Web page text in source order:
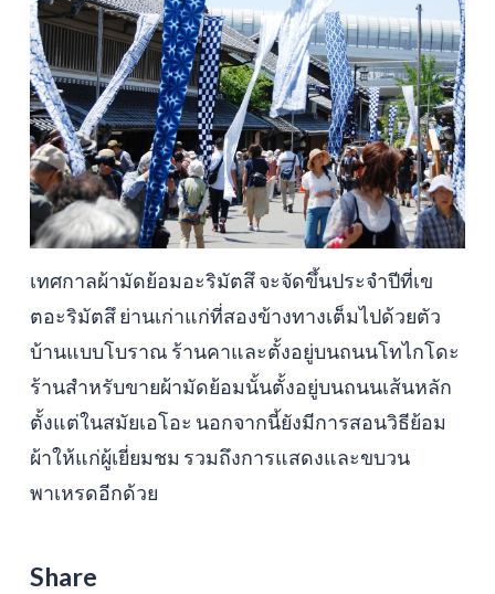
เทศกาลผ้ามัดย้อมอะริมัตสึ จะจัดขึ้นประจำปีที่เข
ตอะริมัตสึ ย่านเก่าแก่ที่สองข้างทางเต็มไปด้วยตัว
บ้านแบบโบราณ ร้านคาและตั้งอยู่บนถนนโทไกโดะ
ร้านสำหรับขายผ้ามัดย้อมนั้นตั้งอยู่บนถนนเส้นหลัก
ตั้งแต่ในสมัยเอโอะ นอกจากนี้ยังมีการสอนวิธีย้อม
ผ้าให้แก่ผู้เยี่ยมชม รวมถึงการแสดงและขบวน
พาเหรดอีกด้วย
Share